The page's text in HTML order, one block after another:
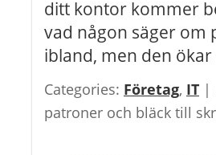
ditt kontor kommer
vad någon säger om
ibland, men den
Categories: Företag, IT |
patroner och bläck till